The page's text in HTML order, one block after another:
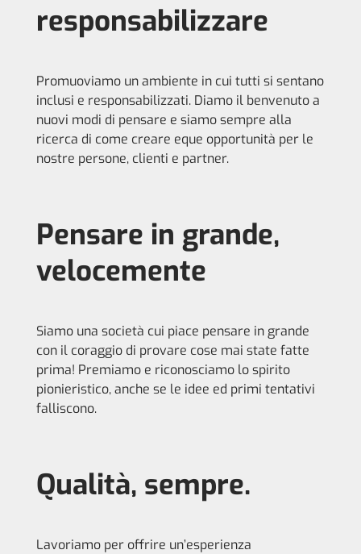
responsabilizzare
Promuoviamo un ambiente in cui tutti si sentano
inclusi e responsabilizzati. Diamo il benvenuto a
nuovi modi di pensare e siamo sempre alla
ricerca di come creare eque opportunità per le
nostre persone, clienti e partner.
Pensare in grande,
velocemente
Siamo una società cui piace pensare in grande
con il coraggio di provare cose mai state fatte
prima! Premiamo e riconosciamo lo spirito
pionieristico, anche se le idee ed primi tentativi
falliscono.
Qualità, sempre.
Lavoriamo per offrire un’esperienza